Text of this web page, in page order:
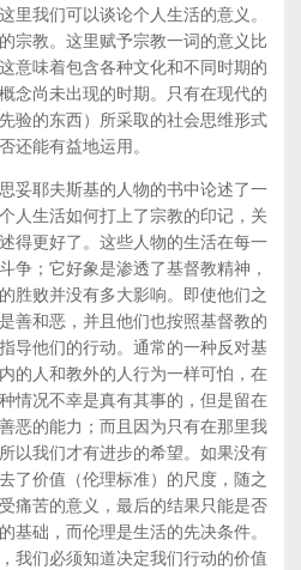
里我们可以谈论个人生活的意义。
宗教。这里赋予宗教一词的意义比
意味着包含各种文化和不同时期的
念尚未出现的时期。只有在现代的
验的东西）所采取的社会思维形式
还能有益地运用。
耶夫斯基的人物的书中论述了一
人生活如何打上了宗教的印记，关
得更好了。这些人物的生活在每一
争；它好象是渗透了基督教精神，
胜败并没有多大影响。即使他们之
善和恶，并且他们也按照基督教的
导他们的行动。通常的一种反对基
的人和教外的人行为一样可怕，在
情况不幸是真有其事的，但是留在
恶的能力；而且因为只有在那里我
以我们才有进步的希望。如果没有
了价值（伦理标准）的尺度，随之
痛苦的意义，最后的结果只能是否
基础，而伦理是生活的先决条件。
我们必须知道决定我们行动的价值